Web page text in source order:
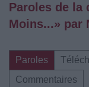
Paroles de la
Moins...» par
Paroles
Commentaires